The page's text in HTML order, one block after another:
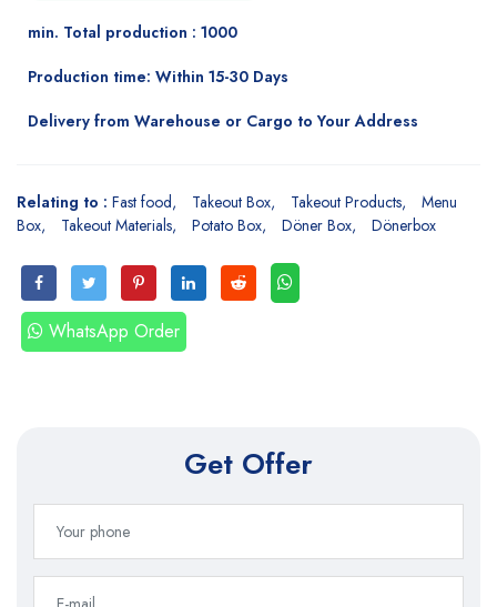
min. Total production : 1000
Production time: Within 15-30 Days
Delivery from Warehouse or Cargo to Your Address
Relating to : Fast food Takeout Box Takeout Products
Menu
Box
Takeout Materials Potato Box Döner Box Dönerbox
WhatsApp Order
Get Offer